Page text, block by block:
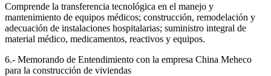
Comprende la transferencia tecnológica en el manejo y
mantenimiento de equipos médicos; construcción, remodelación y
adecuación de instalaciones hospitalarias; suministro integral de
material médico, medicamentos, reactivos y equipos.
6.- Memorando de Entendimiento con la empresa China Meheco
para la construcción de viviendas